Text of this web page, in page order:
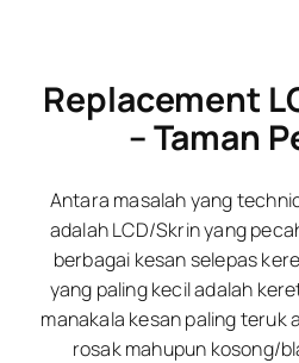
Replacement
– Taman
Antara masalah yang
adalah LCD/Skrin yang
berbagai kesan selepas
yang paling kecil adalah
manakala kesan paling teruk
rosak mahupun kosong/